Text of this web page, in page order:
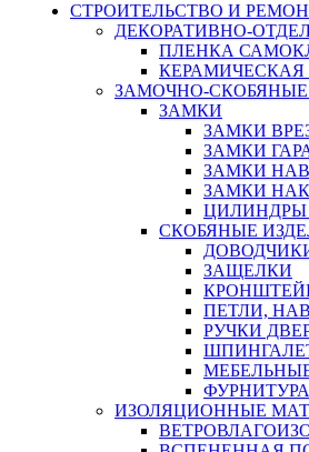
СТРОИТЕЛЬСТВО И
ДЕКОРАТИВНО-
ПЛЕНКА
КЕРАМИЧЕСКАЯ
ЗАМОЧНО-СКОБЯНЫЕ
ЗАМКИ
ЗАМКИ
ЗАМКИ
ЗАМКИ
ЗАМКИ
ЦИЛИНДРЫ
СКОБЯНЫЕ
ЗАЩЕЛКИ
ПЕТЛИ,
РУЧКИ
ИЗОЛЯЦИОННЫЕ